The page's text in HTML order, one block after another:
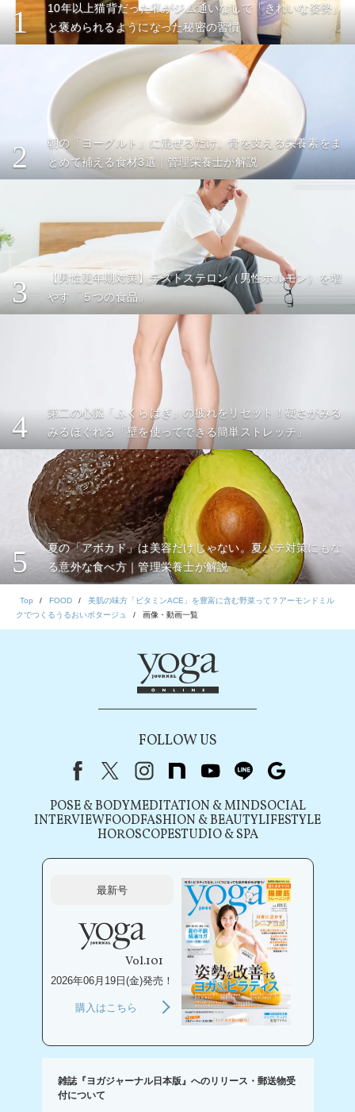
1
10年以上猫背だった私がジム通いなしで「きれいな姿勢」
と褒められるようになった秘密の習慣
2
朝の「ヨーグルト」に混ぜるだけ。骨を支える栄養素をま
とめて補える食材3選｜管理栄養士が解説
3
【男性更年期対策】テストステロン（男性ホルモン）を増
やす「５つの食品」
4
第二の心臓「ふくらはぎ」の疲れをリセット！硬さがみる
みるほぐれる「壁を使ってできる簡単ストレッチ」
5
夏の「アボカド」は美容だけじゃない。夏バテ対策にもな
る意外な食べ方｜管理栄養士が解説
Top FOOD
美肌の味方「ビタミンACE」を豊富に含む野菜って？アーモンドミル
クでつくるうるおいポタージュ
画像・動画一覧
FOLLOW US
FacebookX（旧Twitter）
instagram
note youtubeline
POSE & BODYMEDITATION & MINDSOCIAL
INTERVIEWFOODFASHION & BEAUTYLIFESTYLE
HOROSCOPESTUDIO & SPA
最新号
Vol.101
2026年06月19日(金)発売！
購入はこちら
雑誌『ヨガジャーナル日本版』へのリリース・郵送物受
付について